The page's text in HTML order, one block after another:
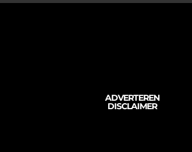
ADVERTEREN
DISCLAIMER